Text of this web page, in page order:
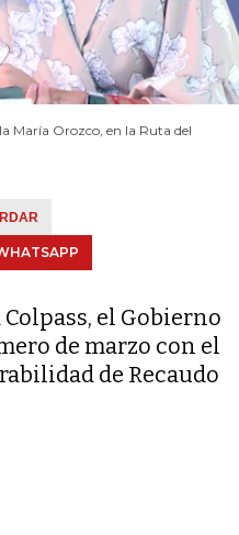
María Orozco, en la Ruta del
el Gobierno
de marzo con el
de Recaudo